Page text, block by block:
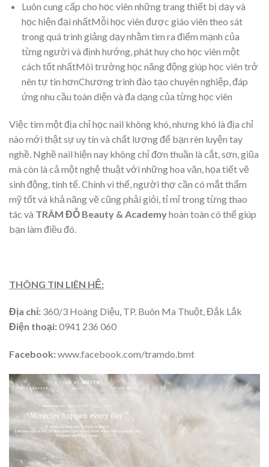
Luôn cung cấp cho học viên những trang thiết bị dạy và
học hiện đại nhấtMỗi học viên được giáo viên theo sát
trong quá trình giảng dạy nhằm tìm ra điểm mạnh của
từng người và định hướng, phát huy cho học viên một
cách tốt nhấtMôi trường học năng động giúp học viên trở
nên tự tin hơnChương trình đào tạo chuyên nghiệp, đáp
ứng nhu cầu toàn diện và đa dạng của từng học viên
Việc tìm một địa chỉ học nail không khó, nhưng khó là địa chỉ
nào mới thật sự uy tín và chất lượng để bạn rèn luyện tay
nghề. Nghề nail hiện nay không chỉ đơn thuần là cắt, sơn, giũa
mà còn là cả một nghệ thuật với những hoa văn, họa tiết vẽ
sinh động, tinh tế. Chính vì thế, người thợ cần có mắt thẩm
mỹ tốt và khả năng vẽ cũng phải giỏi, tỉ mỉ trong từng thao
tác và TRÂM ĐỖ Beauty & Academyhoàn toàn có thể giúp
bạn làm điều đó.
THÔNG TIN LIÊN HỆ:
Địa chỉ: 360/3 Hoàng Diệu, TP. Buôn Ma Thuột, Đắk Lắk
Điện thoại:0941 236 060
Facebook:www.facebook.com/tramdo.bmt